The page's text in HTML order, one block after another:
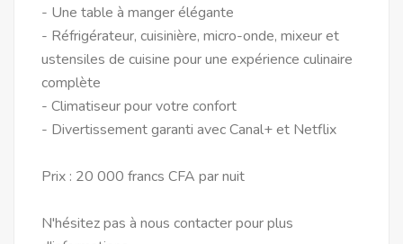
- Une table à manger élégante
- Réfrigérateur, cuisinière, micro-onde, mixeur et
ustensiles de cuisine pour une expérience culinaire
complète
- Climatiseur pour votre confort
- Divertissement garanti avec Canal+ et Netflix
Prix : 20 000 francs CFA par nuit
N'hésitez pas à nous contacter pour plus